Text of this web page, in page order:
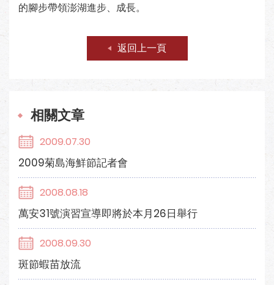
的腳步帶領澎湖進步、成長。
返回上一頁
相關文章
2009.07.30
2009菊島海鮮節記者會
2008.08.18
萬安31號演習宣導即將於本月26日舉行
2008.09.30
斑節蝦苗放流